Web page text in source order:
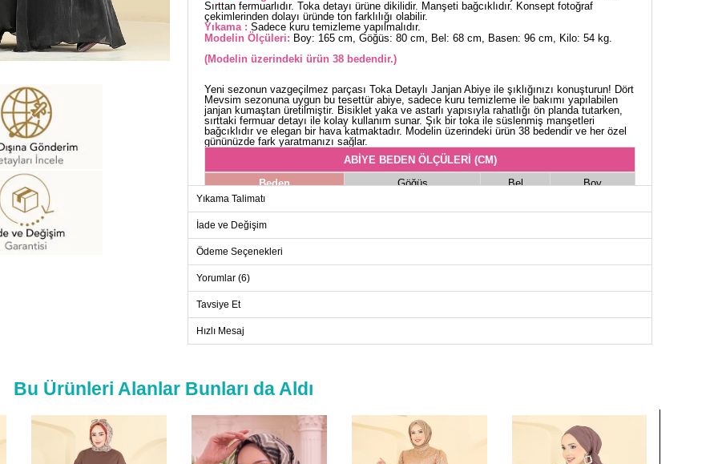
Sırttan fermuarlıdır. Toka detayı ürüne dikilidir. Manşeti bağcıklıdır. Konsept fotoğraf
çekimlerinden dolayı üründe ton farklılığı olabilir.
Yıkama : Sadece kuru temizleme yapılmalıdır.
Modelin Ölçüleri: Boy: 165 cm, Göğüs: 80 cm, Bel: 68 cm, Basen: 96 cm, Kilo: 54 kg.
(Modelin üzerindeki ürün 38 bedendir.)
Yeni sezonun vazgeçilmez parçası Toka Detaylı Janjan Abiye ile şıklığınızı konuşturun! Dört
Mevsim sezonuna uygun bu tesettür abiye, sadece kuru temizleme ile bakımı yapılabilen
janjan kumaştan üretilmiştir. Bisiklet yaka ve astarlı yapısıyla rahatlığı ön planda tutarken,
sırttaki fermuar detayı ile kolay kullanım sunar. Şık bir toka ile süslenmiş manşetleri
bağcıklıdır ve elegan bir hava katmaktadır. Modelin üzerindeki ürün 38 bedendir ve her özel
gününüzde fark yaratmanızı sağlar.
ABİYE BEDEN ÖLÇÜLERİ (CM)
Beden
Göğüs Bel
Boy
42
44
102 86
138
Yıkama Talimatı
İade ve Değişim
Ödeme Seçenekleri
Yorumlar (6)
Tavsiye Et
Hızlı Mesaj
Bu Ürünleri Alanlar Bunları da Aldı